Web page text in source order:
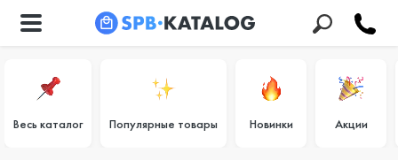
Весь каталог Популярные товары Новинки Акции